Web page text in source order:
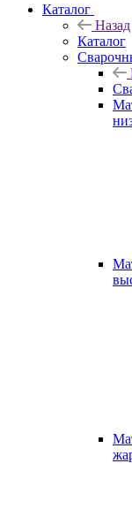
Каталог
Назад
Каталог